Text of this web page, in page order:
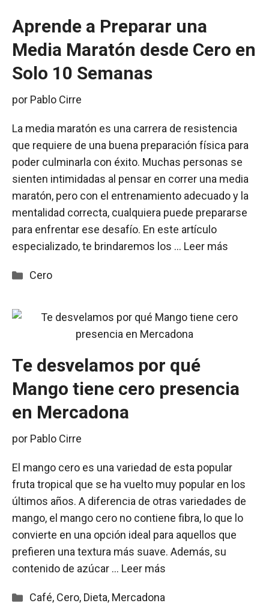
Aprende a Preparar una
Media Maratón desde Cero en
Solo 10 Semanas
por Pablo Cirre
La media maratón es una carrera de resistencia
que requiere de una buena preparación física para
poder culminarla con éxito. Muchas personas se
sienten intimidadas al pensar en correr una media
maratón, pero con el entrenamiento adecuado y la
mentalidad correcta, cualquiera puede prepararse
para enfrentar ese desafío. En este artículo
especializado, te brindaremos los … Leer más
Categorías
Cero
Te desvelamos por qué
Mango tiene cero presencia
en Mercadona
por Pablo Cirre
El mango cero es una variedad de esta popular
fruta tropical que se ha vuelto muy popular en los
últimos años. A diferencia de otras variedades de
mango, el mango cero no contiene fibra, lo que lo
convierte en una opción ideal para aquellos que
prefieren una textura más suave. Además, su
contenido de azúcar … Leer más
Categorías
Café, Cero, Dieta, Mercadona